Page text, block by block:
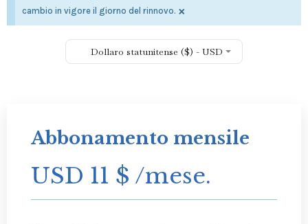
cambio in vigore il giorno del rinnovo. ×
Dollaro statunitense ($) - USD
Abbonamento mensile
USD 11 $ /mese.